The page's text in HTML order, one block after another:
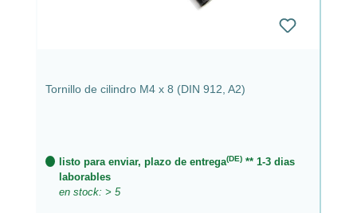
Tornillo de cilindro M4 x 8 (DIN 912, A2)
listo para enviar, plazo de entrega(DE) ** 1-3 dias
laborables
en stock: > 5